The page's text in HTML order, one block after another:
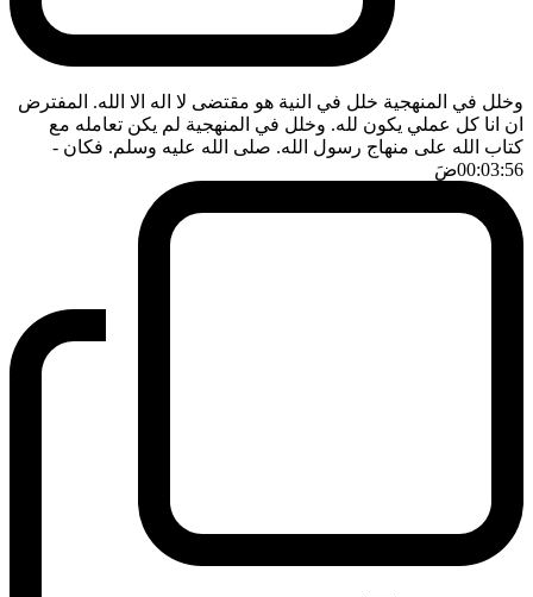
وخلل في المنهجية خلل في النية هو مقتضى لا اله الا الله. المفترض
ان انا كل عملي يكون لله. وخلل في المنهجية لم يكن تعامله مع
كتاب الله على منهاج رسول الله. صلى الله عليه وسلم. فكان -
00:03:56ضَ